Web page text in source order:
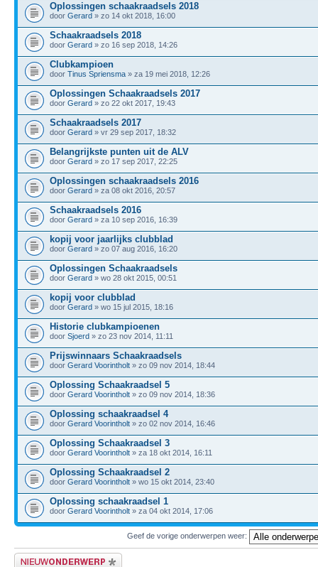
Oplossingen schaakraadsels 2018
door Gerard » zo 14 okt 2018, 16:00
Schaakraadsels 2018
door Gerard » zo 16 sep 2018, 14:26
Clubkampioen
door Tinus Spriensma » za 19 mei 2018, 12:26
Oplossingen Schaakraadsels 2017
door Gerard » zo 22 okt 2017, 19:43
Schaakraadsels 2017
door Gerard » vr 29 sep 2017, 18:32
Belangrijkste punten uit de ALV
door Gerard » zo 17 sep 2017, 22:25
Oplossingen schaakraadsels 2016
door Gerard » za 08 okt 2016, 20:57
Schaakraadsels 2016
door Gerard » za 10 sep 2016, 16:39
kopij voor jaarlijks clubblad
door Gerard » zo 07 aug 2016, 16:20
Oplossingen Schaakraadsels
door Gerard » wo 28 okt 2015, 00:51
kopij voor clubblad
door Gerard » wo 15 jul 2015, 18:16
Historie clubkampioenen
door Sjoerd » zo 23 nov 2014, 11:11
Prijswinnaars Schaakraadsels
door Gerard Voorintholt » zo 09 nov 2014, 18:44
Oplossing Schaakraadsel 5
door Gerard Voorintholt » zo 09 nov 2014, 18:36
Oplossing schaakraadsel 4
door Gerard Voorintholt » zo 02 nov 2014, 16:46
Oplossing Schaakraadsel 3
door Gerard Voorintholt » za 18 okt 2014, 16:11
Oplossing Schaakraadsel 2
door Gerard Voorintholt » wo 15 okt 2014, 23:40
Oplossing schaakraadsel 1
door Gerard Voorintholt » za 04 okt 2014, 17:06
Geef de vorige onderwerpen weer:
Plaats een nieuw bericht